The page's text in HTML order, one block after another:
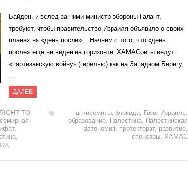
Байден, и вслед за ними министр обороны Галант,
требуют, чтобы правительство Израиля объявило о своих
планах на «день после». Начнём с того, что «день
после» ещё не виден на горизонте. ХАМАСовцы ведут
«партизанскую войну» (герилью) как на Западном Берегу,
…
ДАЛЕЕ
TO
,
,
,
антисемиты, блокада, Газа, Израиль,
образование, Палестина, Палестинская
автономия, протекторат, развитие,
спонсоры, ХАМАС